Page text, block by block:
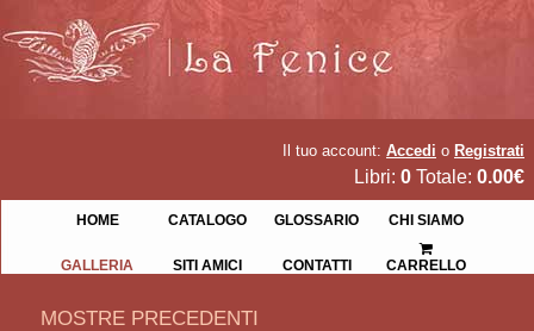
Il tuo account: Accedi o Registrati
Libri: 0 Totale: 0.00€
HOME CATALOGO GLOSSARIO CHI SIAMO
GALLERIA SITI AMICI CONTATTI CARRELLO
MOSTRE PRECEDENTI